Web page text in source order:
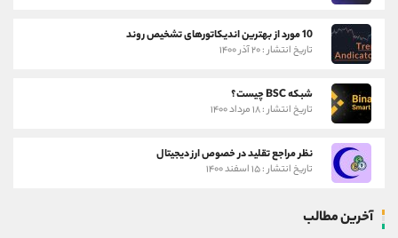
10 مورد از بهترین اندیکاتورهای تشخیص روند
تاریخ انتشار : ۲۰ آذر ۱۴۰۰
شبکه BSC چیست؟
تاریخ انتشار : ۱۸ مرداد ۱۴۰۰
نظر مراجع تقلید در خصوص ارز دیجیتال
تاریخ انتشار : ۱۵ اسفند ۱۴۰۰
آخرین مطالب